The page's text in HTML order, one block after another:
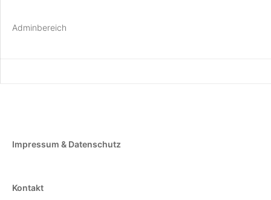
Adminbereich
Impressum & Datenschutz
Kontakt